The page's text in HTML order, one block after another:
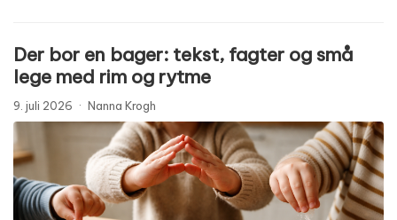
Der bor en bager: tekst, fagter og små
lege med rim og rytme
9. juli 2026 · Nanna Krogh